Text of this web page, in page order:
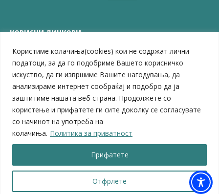
Користиме колачиња(cookies) кои не содржат лични
податоци, за да го подобриме Вашето корисничко
искуство, да ги извршиме Вашите нагодувања, да
анализираме интернет сообраќај и подобро да ја
заштитиме нашата веб страна. Продолжете со
користење и прифатете ги сите доколку се согласувате
со начинот на употреба на
колачиња. Политика за приватност
Отфрлете
Прифатете
КОРИСНИ ЛИНКОВИ
ЗЕЛС – Заедница на единиците на локална самоуправа
Центар за развој на Вардарски плански регион
Јавно комунално претпријатие „Дервен“
ЈПССО „Парк – спорт и паркинзи“
ЛБ „Гоце Делчев“
ЛУ „Народен Музеј“
Влада на Република Северна Македонија
Собрание на Република Северна Македонија
Министерство за финансии
Министерство за транспорт
Министерство за локална самоуправа
Министерство за дигитална трансформација
Министерство за јавна администрација
Министерство за образование и наука